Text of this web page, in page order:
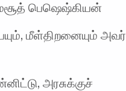
மசூத் பெஷெஷ்கியன்
மீள்திறனையும் அவர்
அரசுக்குச்